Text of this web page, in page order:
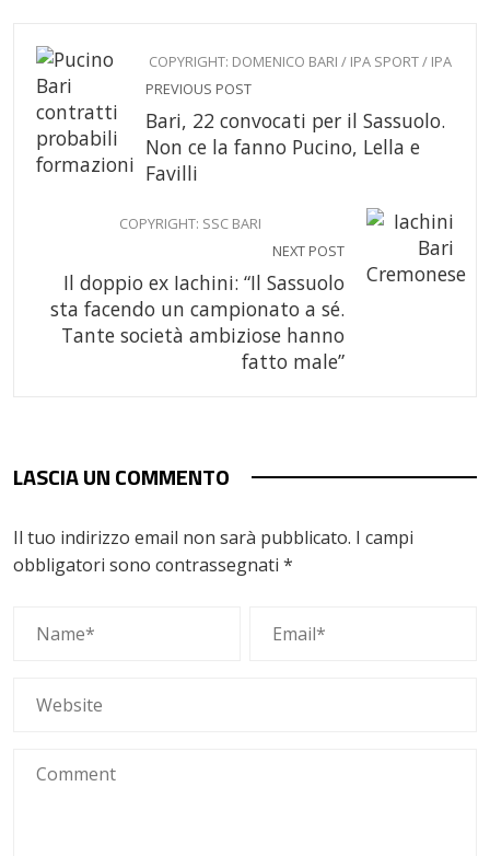
COPYRIGHT: DOMENICO BARI / IPA SPORT / IPA
PREVIOUS POST
Bari, 22 convocati per il Sassuolo.
Non ce la fanno Pucino, Lella e
Favilli
COPYRIGHT: SSC BARI
NEXT POST
Il doppio ex Iachini: “Il Sassuolo
sta facendo un campionato a sé.
Tante società ambiziose hanno
fatto male”
LASCIA UN COMMENTO
Il tuo indirizzo email non sarà pubblicato. I campi
obbligatori sono contrassegnati *